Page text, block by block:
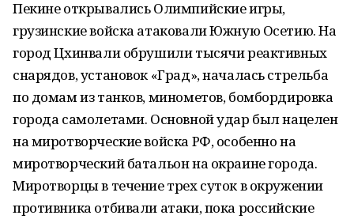
Пекине открывались Олимпийские игры,
грузинские войска атаковали Южную Осетию. На
город Цхинвали обрушили тысячи реактивных
снарядов, установок «Град», началась стрельба
по домам из танков, минометов, бомбордировка
города самолетами. Основной удар был нацелен
на миротворческие войска РФ, особенно на
миротворческий батальон на окраине города.
Миротворцы в течение трех суток в окружении
противника отбивали атаки, пока российские